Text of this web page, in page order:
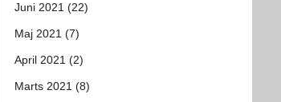
Juni 2021 (22)
Maj 2021 (7)
April 2021 (2)
Marts 2021 (8)